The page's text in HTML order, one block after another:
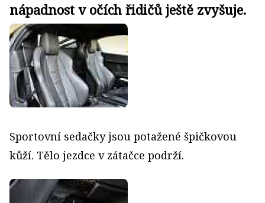
nápadnost v očích řidičů ještě zvyšuje.
Sportovní sedačky jsou potažené špičkovou
kůží. Tělo jezdce v zátačce podrží.